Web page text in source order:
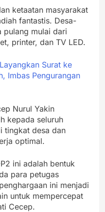
ketaatan masyarakat
fantastis. Desa-
pulang mulai dari
printer, dan TV LED.
Surat ke
Imbas Pengurangan
Nurul Yakin
kepada seluruh
tingkat desa dan
optimal.
ini adalah bentuk
para petugas
ini menjadi
untuk mempercepat
Cecep.